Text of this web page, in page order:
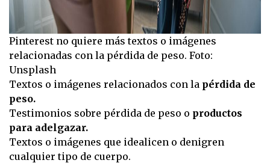
Pinterest no quiere más textos o imágenes
relacionadas con la pérdida de peso. Foto:
Unsplash
Textos o imágenes relacionados con la pérdida de
peso.
Testimonios sobre pérdida de peso o productos
para adelgazar.
Textos o imágenes que idealicen o denigren
cualquier tipo de cuerpo.